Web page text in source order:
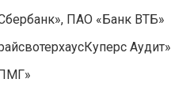
ПАО «Банк ВТБ»
Аудит»